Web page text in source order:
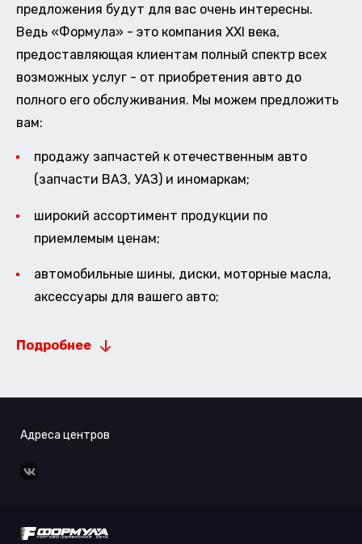
предложения будут для вас очень интересны.
Ведь «Формула» - это компания XXI века,
предоставляющая клиентам полный спектр всех
возможных услуг - от приобретения авто до
полного его обслуживания. Мы можем предложить
вам:
продажу запчастей к отечественным авто
(запчасти ВАЗ, УАЗ) и иномаркам;
широкий ассортимент продукции по
приемлемым ценам;
автомобильные шины, диски, моторные масла,
аксессуары для вашего авто;
Подробнее
Адреса центров